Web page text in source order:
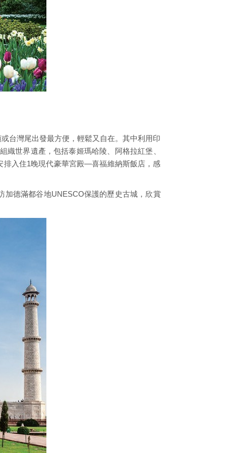
台灣尾出發最方便，輕鬆又自在。其中利用印
世界遺產，包括泰姬瑪哈陵、阿格拉紅堡、
排入住1晚現代豪華宮殿—喜福維納斯飯店，感
德滿都谷地UNESCO保護的歷史古城，欣賞